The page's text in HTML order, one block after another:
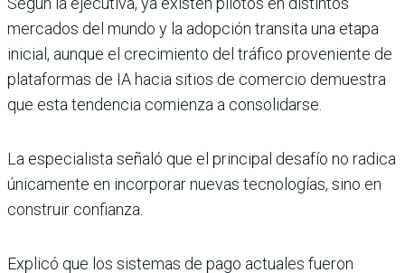
mercados del mundo y la adopción transita una etapa
inicial, aunque el crecimiento del tráfico proveniente de
plataformas de IA hacia sitios de comercio demuestra
que esta tendencia comienza a consolidarse.
La especialista señaló que el principal desafío no radica
únicamente en incorporar nuevas tecnologías, sino en
construir confianza.
Explicó que los sistemas de pago actuales fueron